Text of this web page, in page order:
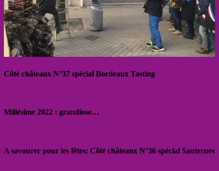
Côté châteaux N°37 spécial Bordeaux Tasting
Millésime 2022 : grandiose…
A savourer pour les fêtes: Côté châteaux N°36 spécial Sauternes